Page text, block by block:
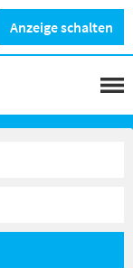
Anzeige schalten